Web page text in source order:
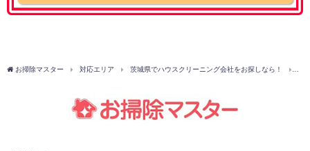
お掃除マスター 対応エリア 茨城県でハウスクリーニング会社をお探しなら！